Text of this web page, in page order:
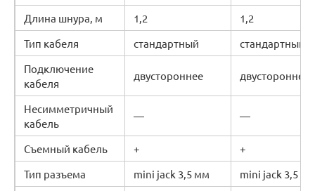
Длина шнура, м 1,2
1,2
Тип кабеля
стандартный
стандартный
Подключение
кабеля
двустороннее двустороннее
Несимметричный
кабель
— —
Съемный кабель +
+
Тип разъема
mini jack 3,5 мм
mini jack 3,5 мм